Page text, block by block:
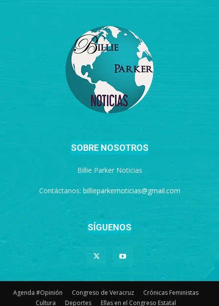
SOBRE NOSOTROS
Billie Parker Noticias
Contáctanos: billieparkernoticias@gmail.com
SÍGUENOS
Agenda #Opinión Congreso de Veracruz
Crónicas Feministas
Cultura
Deportes Ellas en el Congreso Estatal